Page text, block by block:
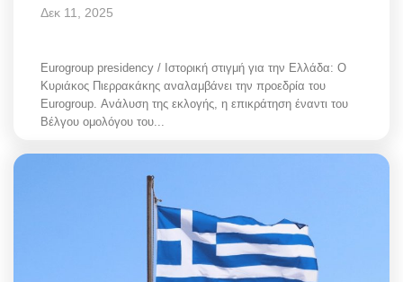
Δεκ 11, 2025
Eurogroup presidency / Ιστορική στιγμή για την Ελλάδα: Ο
Κυριάκος Πιερρακάκης αναλαμβάνει την προεδρία του
Eurogroup. Ανάλυση της εκλογής, η επικράτηση έναντι του
Βέλγου ομολόγου του...